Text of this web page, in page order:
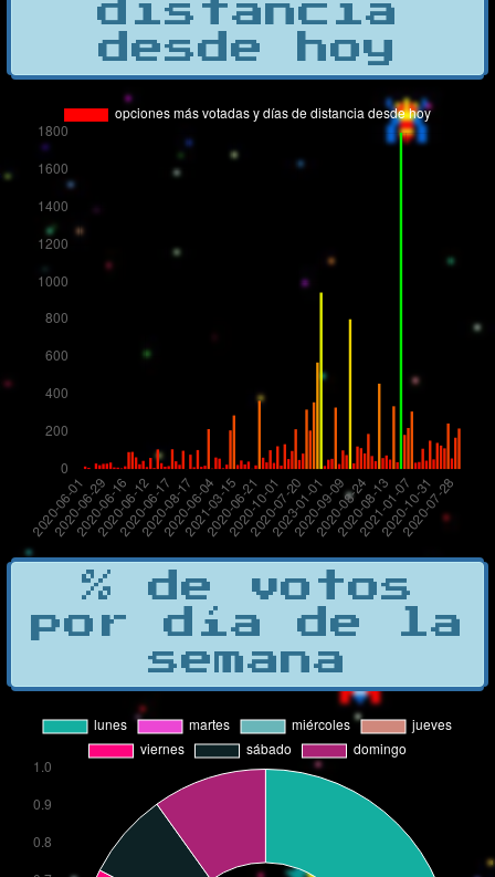
distancia
desde hoy
% de votos
por día de la
semana